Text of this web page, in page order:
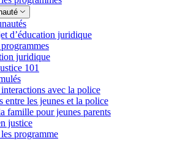
d’éducation juridique
juridique
101
avec la police
entre les jeunes et la police
famille pour jeunes parents
justice
programme